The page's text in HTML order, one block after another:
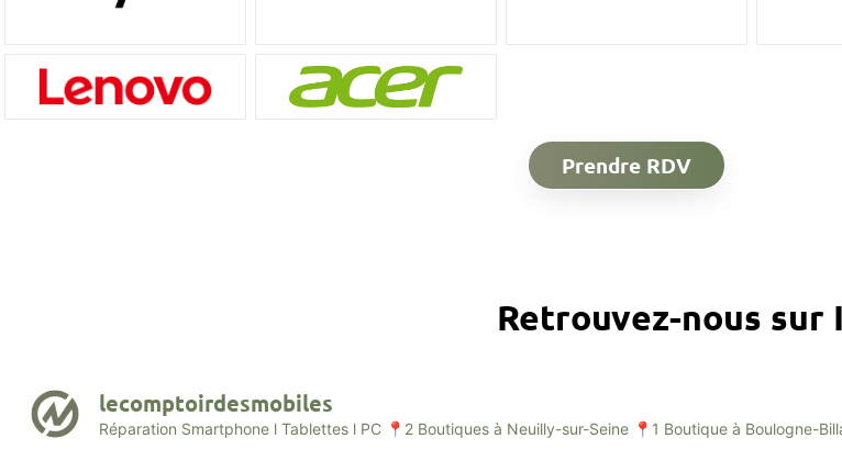
Prendre RDV
Retrouvez-nous sur
lecomptoirdesmobiles
Réparation Smartphone l Tablettes l PC 📍2 Boutiques à Neuilly-sur-Seine 📍1 Boutique à Boulogne-